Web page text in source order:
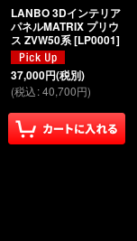
LANBO 3Dインテリア
パネルMATRIX プリウ
ス ZVW50系[LP0001]
37,000円(税別)
(税込:40,700円)